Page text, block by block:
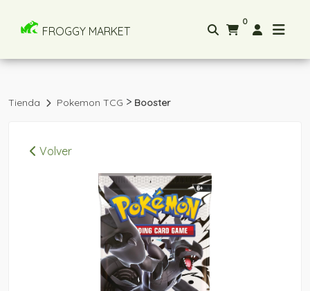
FROGGY MARKET
0
Tienda Pokemon TCG > Booster
Volver